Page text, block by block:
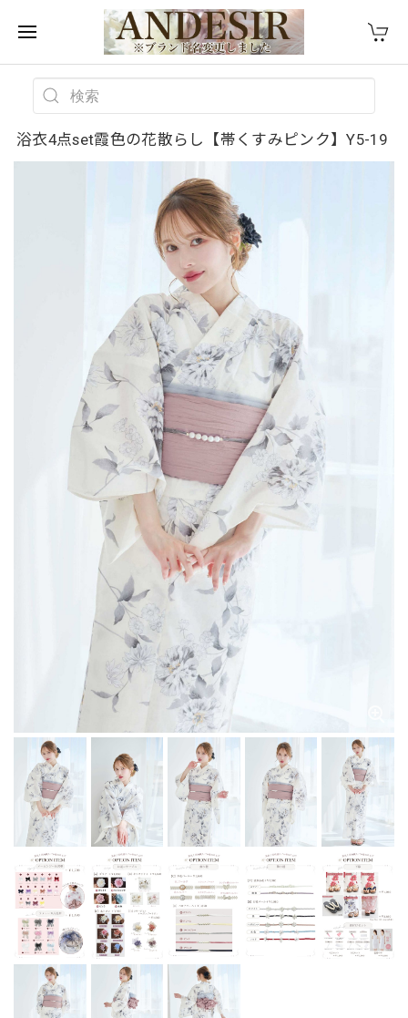
浴衣4点set霞色の花散らし【帯くすみピンク】Y5-19